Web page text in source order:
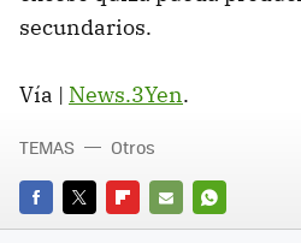
secundarios.
Vía | News.3Yen.
FACEBOOK
TWITTERFLIPBOARD
E-
WHATSAPP
TEMAS Otros